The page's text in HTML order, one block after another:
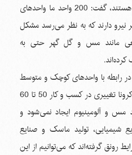
صنعتی در استان فعال هستند، گفت: 200 واحد ما واحدهای
و بیش از 100 نفر نیرو دارند که به نظر می‌رسد مشکل
مانند مس و گل گهر حتی به
در رابطه با واحدهای کوچک و متوسط
به نظر می‌رسد به دلیل کرونا تغییری در کسب و کار 50 تا 60
مس و آلومینیوم ایجاد نمی‌شود و
شیمیایی، تولید ماسک و صنایع
رونق گرفته‌اند که می‌توانیم از این